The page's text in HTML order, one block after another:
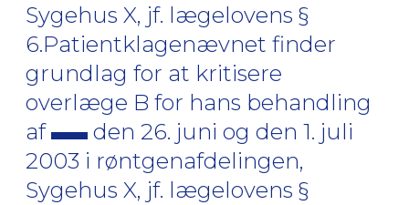
Sygehus X, jf. lægelovens §
6.Patientklagenævnet finder
grundlag for at kritisere
overlæge B for hans behandling
af
den 26. juni og den 1. juli
2003 i røntgenafdelingen,
Sygehus X, jf. lægelovens §